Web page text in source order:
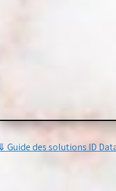
⇓ Guide des solutions ID